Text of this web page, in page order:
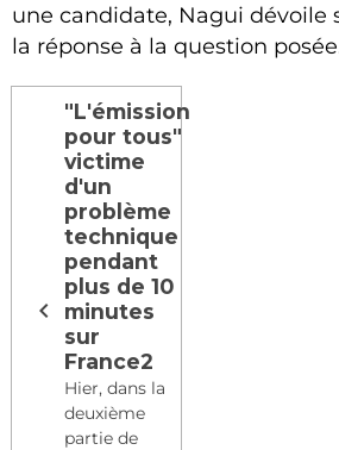
une candidate, Nagui dévoile
la réponse à la question
"L'émission
pour tous"
victime
d'un
problème
technique
pendant
plus de 10
minutes
sur
France2
Hier, dans la
deuxième
partie de